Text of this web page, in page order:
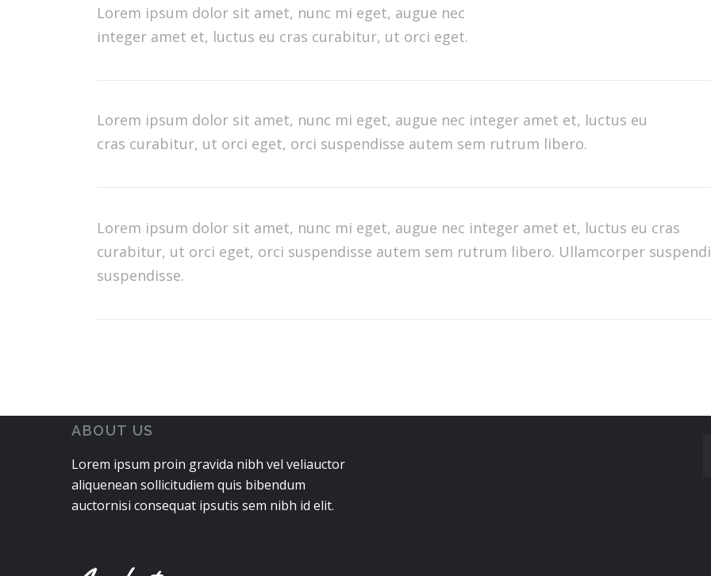
Lorem ipsum dolor sit amet, nunc mi eget, augue nec
integer amet et, luctus eu cras curabitur, ut orci eget.
Lorem ipsum dolor sit amet, nunc mi eget, augue nec integer amet et, luctus eu
cras curabitur, ut orci eget, orci suspendisse autem sem rutrum libero.
Lorem ipsum dolor sit amet, nunc mi eget, augue nec integer amet et, luctus eu cras
curabitur, ut orci eget, orci suspendisse autem sem rutrum libero. Ullamcorper
suspendisse.
ABOUT US
Lorem ipsum proin gravida nibh vel veliauctor
aliquenean sollicitudiem quis bibendum
auctornisi consequat ipsutis sem nibh id elit.